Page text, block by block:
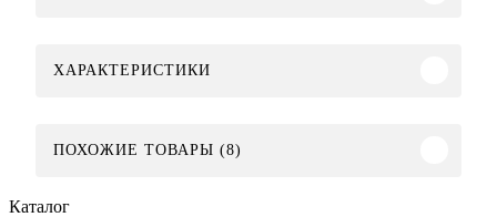
ХАРАКТЕРИСТИКИ
ПОХОЖИЕ ТОВАРЫ (8)
Каталог